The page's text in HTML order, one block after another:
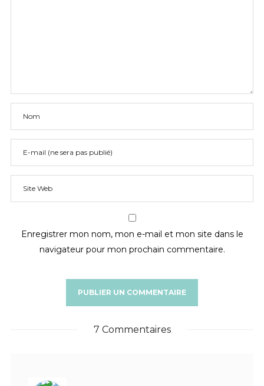
Enregistrer mon nom, mon e-mail et mon site dans le
navigateur pour mon prochain commentaire.
7 Commentaires